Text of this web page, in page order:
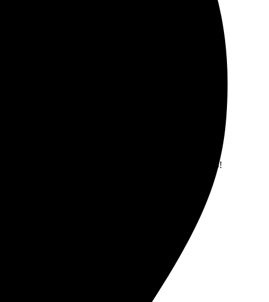
несколько вариантов. Затем оперативно
быстрая обработка, быстро получили готовый
ищете куда обратиться, однозначно рекомендую!
довольна!